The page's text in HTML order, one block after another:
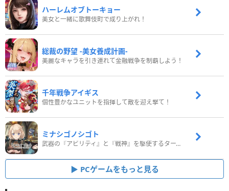
ハーレムオブトーキョー
美女と一緒に歌舞伎町で成り上がれ！
総裁の野望 -美女養成計画-
美麗なキャラを引き連れて金融戦争を制覇しよう！
千年戦争アイギス
個性豊かなユニットを指揮して敵を迎え撃て！
ミナシゴノシゴト
武器の『アビリティ』と『戦神』を駆使するターン制コマンドバトルRPG！
PCゲームをもっと見る